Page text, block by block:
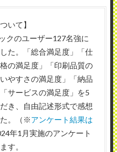
いて】
クのユーザー127名強に
た。「総合満足度」「仕
の満足度」「印刷品質の
やすさの満足度」「納品
サービスの満足度」を5
き、自由記述形式で感想
た。（※アンケート結果は
年1月実施のアンケート
す。